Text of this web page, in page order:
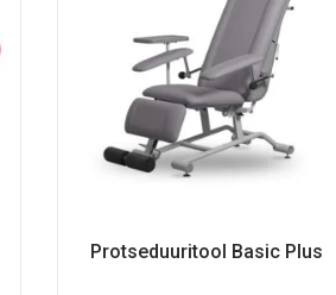
Protseduuritool Basic Plus